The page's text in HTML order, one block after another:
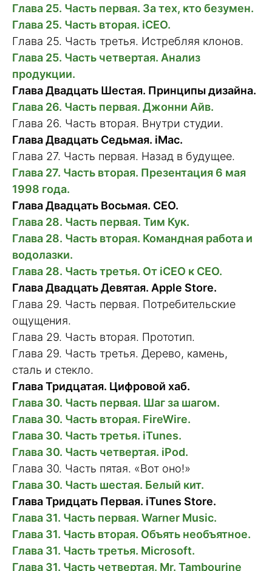
Глава 25. Часть первая. За тех, кто безумен.
Глава 25. Часть вторая. iCEO.
Глава 25. Часть третья. Истребляя клонов.
Глава 25. Часть четвертая. Анализ
продукции.
Глава Двадцать Шестая. Принципы дизайна.
Глава 26. Часть первая. Джонни Айв.
Глава 26. Часть вторая. Внутри студии.
Глава Двадцать Седьмая. iMac.
Глава 27. Часть первая. Назад в будущее.
Глава 27. Часть вторая. Презентация 6 мая
1998 года.
Глава Двадцать Восьмая. CEO.
Глава 28. Часть первая. Тим Кук.
Глава 28. Часть вторая. Командная работа и
водолазки.
Глава 28. Часть третья. От iCEO к CEO.
Глава Двадцать Девятая. Apple Store.
Глава 29. Часть первая. Потребительские
ощущения.
Глава 29. Часть вторая. Прототип.
Глава 29. Часть третья. Дерево, камень,
сталь и стекло.
Глава Тридцатая. Цифровой хаб.
Глава 30. Часть первая. Шаг за шагом.
Глава 30. Часть вторая. FireWire.
Глава 30. Часть третья. iTunes.
Глава 30. Часть четвертая. iPod.
Глава 30. Часть пятая. «Вот оно!»
Глава 30. Часть шестая. Белый кит.
Глава Тридцать Первая. iTunes Store.
Глава 31. Часть первая. Warner Music.
Глава 31. Часть вторая. Объять необъятное.
Глава 31. Часть третья. Microsoft.
Глава 31. Часть четвертая. Mr. Tambourine